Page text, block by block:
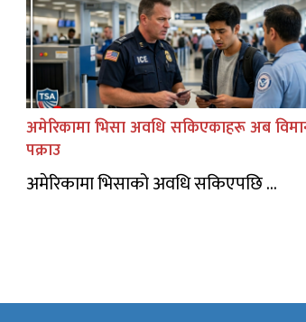
अमेरिकामा भिसा अवधि सकिएकाहरू अब
पक्राउ
अमेरिकामा भिसाको अवधि सकिएपछि ...